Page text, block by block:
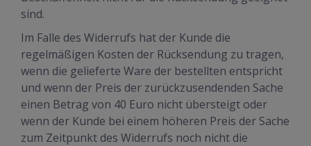
sind.
Im Falle des Widerrufs hat der Kunde die
regelmäßigen Kosten der Rücksendung zu tragen,
wenn die gelieferte Ware der bestellten entspricht
und wenn der Preis der zurückzusendenden Sache
einen Betrag von 40 Euro nicht übersteigt oder
wenn der Kunde bei einem höheren Preis der Sache
zum Zeitpunkt des Widerrufs noch nicht die